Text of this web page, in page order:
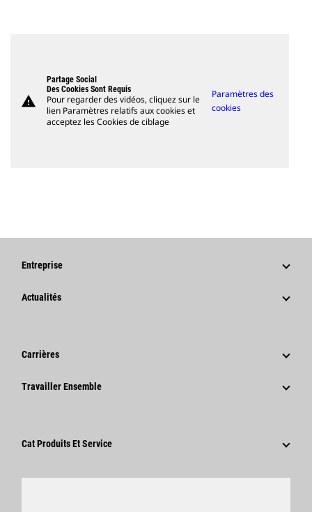
warning
Partage Social
Des Cookies Sont Requis
Pour regarder des vidéos, cliquez sur le
lien Paramètres relatifs aux cookies et
acceptez les Cookies de ciblage
Paramètres des
cookies
Entreprise
Stratégie
Code De Conduite
Innovation
Actualités
Communiqués De Presse De L'entreprise
Carrières
Pourquoi Choisir Caterpillar ?
Travailler Ensemble
Fournisseurs
Cat Produits Et Service